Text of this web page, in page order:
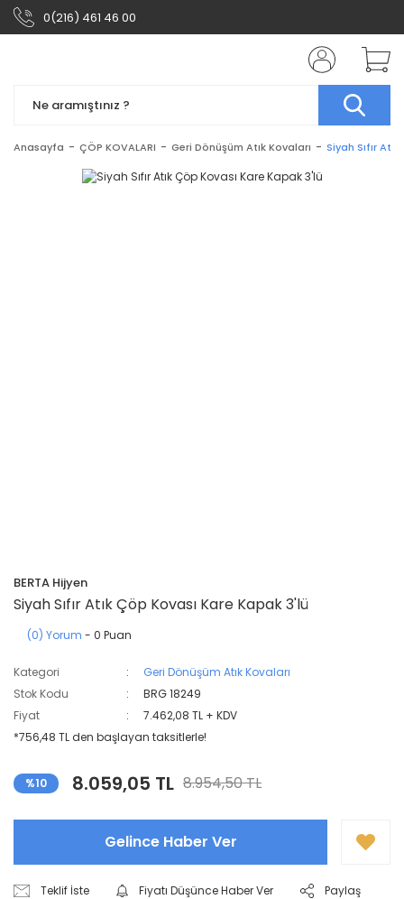
0(216) 461 46 00
Anasayfa ÇÖP KOVALARI Geri Dönüşüm Atık Kovaları Siyah Sıfır
BERTA Hijyen
Siyah Sıfır Atık Çöp Kovası Kare Kapak 3'lü
(0) Yorum - 0 Puan
Kategori
Geri Dönüşüm Atık Kovaları
Stok Kodu
BRG 18249
Fiyat
7.462,08 TL + KDV
*756,48 TL den başlayan taksitlerle!
%10 8.059,05 TL 8.954,50 TL
Gelince Haber Ver
Teklif İste Fiyatı Düşünce Haber Ver Paylaş